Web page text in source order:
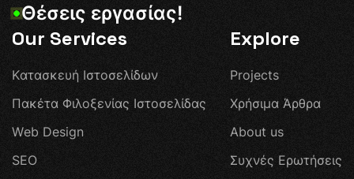
Θέσεις εργασίας!
Our Services
Κατασκευή Ιστοσελίδων
Πακέτα Φιλοξενίας Ιστοσελίδας
Web Design
SEO
Explore
Projects
Χρήσιμα Άρθρα
About us
Συχνές Ερωτήσεις